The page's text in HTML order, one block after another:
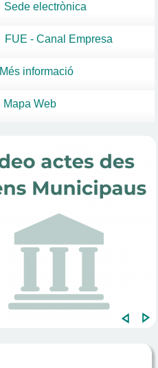
Sede electrònica
FUE - Canal Empresa
Més informació
Mapa Web